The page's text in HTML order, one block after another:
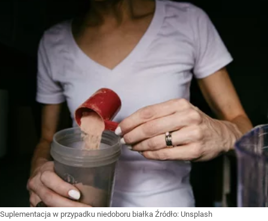
Suplementacja w przypadku niedoboru białka Źródło: Unsplash